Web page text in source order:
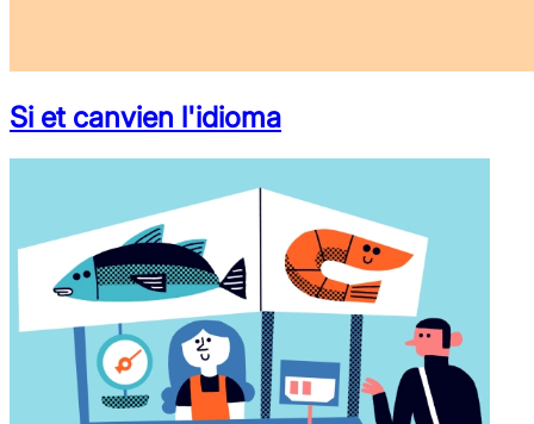
Si et canvien l'idioma